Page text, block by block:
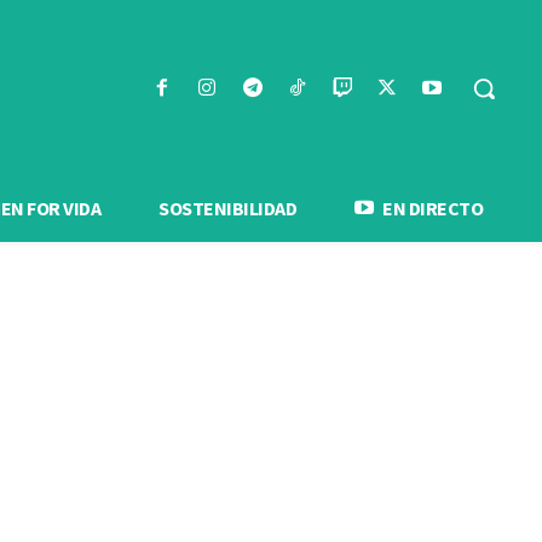
FOR VIDA SOSTENIBILIDAD EN DIRECTO